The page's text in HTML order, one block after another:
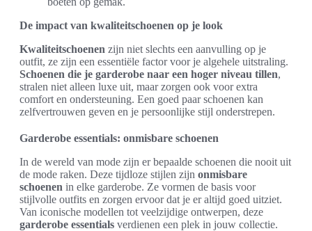
De impact van kwaliteitschoenen op je look
Kwaliteitschoenen zijn niet slechts een aanvulling op je
outfit, ze zijn een essentiële factor voor je algehele uitstraling.
Schoenen die je garderobe naar een hoger niveau tillen,
stralen niet alleen luxe uit, maar zorgen ook voor extra
comfort en ondersteuning. Een goed paar schoenen kan
zelfvertrouwen geven en je persoonlijke stijl onderstrepen.
Garderobe essentials: onmisbare schoenen
In de wereld van mode zijn er bepaalde schoenen die nooit uit
de mode raken. Deze tijdloze stijlen zijn onmisbare
schoenen in elke garderobe. Ze vormen de basis voor
stijlvolle outfits en zorgen ervoor dat je er altijd goed uitziet.
Van iconische modellen tot veelzijdige ontwerpen, deze
garderobe essentials verdienen een plek in jouw collectie.